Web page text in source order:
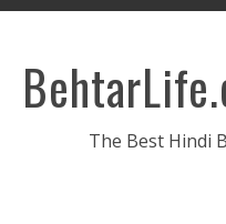
The Best Hindi